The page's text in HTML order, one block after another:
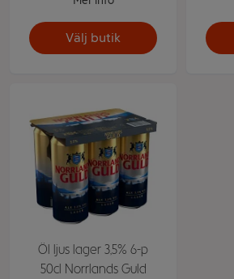
Välj butik
Öl ljus lager 3,5% 6-p
50cl Norrlands Guld